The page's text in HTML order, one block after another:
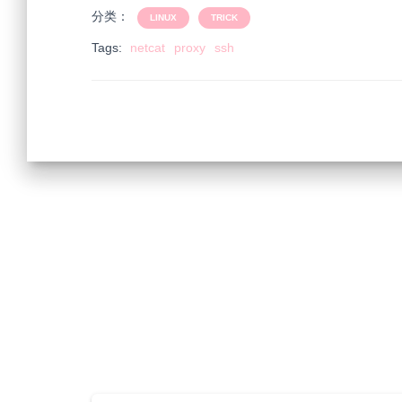
分类： LINUX TRICK
Tags: netcat proxy ssh